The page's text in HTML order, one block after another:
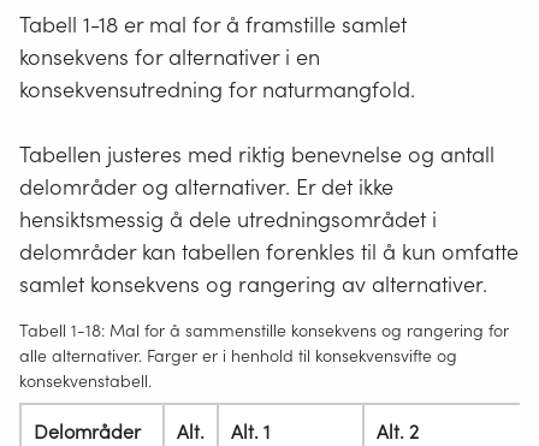
Tabell 1-18 er mal for å framstille samlet
konsekvens for alternativer i en
konsekvensutredning for naturmangfold.
Tabellen justeres med riktig benevnelse og antall
delområder og alternativer. Er det ikke
hensiktsmessig å dele utredningsområdet i
delområder kan tabellen forenkles til å kun omfatte
samlet konsekvens og rangering av alternativer.
Tabell 1-18: Mal for å sammenstille konsekvens og rangering for
alle alternativer. Farger er i henhold til konsekvensvifte og
konsekvenstabell.
Delområder
Alt.
Alt. 1 Alt. 2